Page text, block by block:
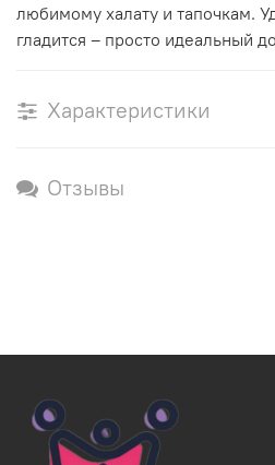
любимому халату и тапочкам.
гладится – просто идеальный
Характеристики
Отзывы